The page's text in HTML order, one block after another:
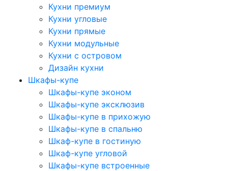
Кухни премиум
Кухни угловые
Кухни прямые
Кухни модульные
Кухни с островом
Дизайн кухни
Шкафы-купе
Шкафы-купе эконом
Шкафы-купе эксклюзив
Шкафы-купе в прихожую
Шкафы-купе в спальню
Шкаф-купе в гостиную
Шкаф-купе угловой
Шкафы-купе встроенные